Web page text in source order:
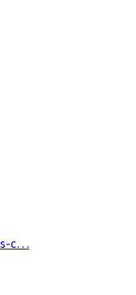
c…